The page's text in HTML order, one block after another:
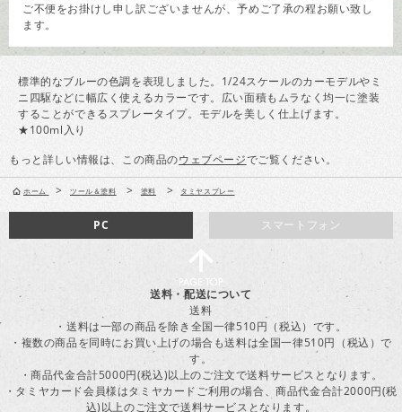
ご不便をお掛けし申し訳ございませんが、予めご了承の程お願い致し
ます。
標準的なブルーの色調を表現しました。1/24スケールのカーモデルやミ
ニ四駆などに幅広く使えるカラーです。広い面積もムラなく均一に塗装
することができるスプレータイプ。モデルを美しく仕上げます。
★100ml入り
もっと詳しい情報は、この商品のウェブページでご覧ください。
ホーム > ツール＆塗料 > 塗料 > タミヤスプレー
スマートフォン
PC
送料・配送について
送料
・送料は一部の商品を除き全国一律510円（税込）です。
・複数の商品を同時にお買い上げの場合も送料は全国一律510円（税込）で
す。
・商品代金合計5000円(税込)以上のご注文で送料サービスとなります。
・タミヤカード会員様はタミヤカードご利用の場合、商品代金合計2000円(税
込)以上のご注文で送料サービスとなります。